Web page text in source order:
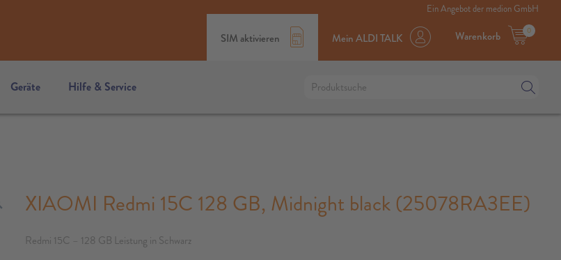
SIM aktivieren Mein ALDI TALK 0
Warenkorb
Geräte Hilfe & Service
Ein Angebot der medion GmbH
XIAOMI Redmi 15C 128 GB, Midnight black (25078RA3EE)
Redmi 15C – 128 GB Leistung in Schwarz